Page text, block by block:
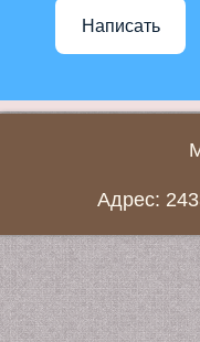
Написать
Адрес: